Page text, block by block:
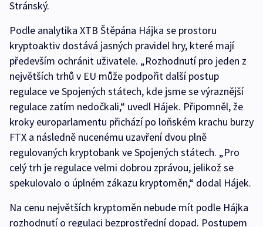
Stránský.
Podle analytika XTB Štěpána Hájka se prostoru
kryptoaktiv dostává jasných pravidel hry, které mají
především ochránit uživatele. „Rozhodnutí pro jeden z
největších trhů v EU může podpořit další postup
regulace ve Spojených státech, kde jsme se výraznější
regulace zatím nedočkali,“ uvedl Hájek. Připomněl, že
kroky europarlamentu přichází po loňském krachu burzy
FTX a následně nucenému uzavření dvou plně
regulovaných kryptobank ve Spojených státech. „Pro
celý trh je regulace velmi dobrou zprávou, jelikož se
spekulovalo o úplném zákazu kryptoměn,“ dodal Hájek.
Na cenu největších kryptoměn nebude mít podle Hájka
rozhodnutí o regulaci bezprostřední dopad. Postupem